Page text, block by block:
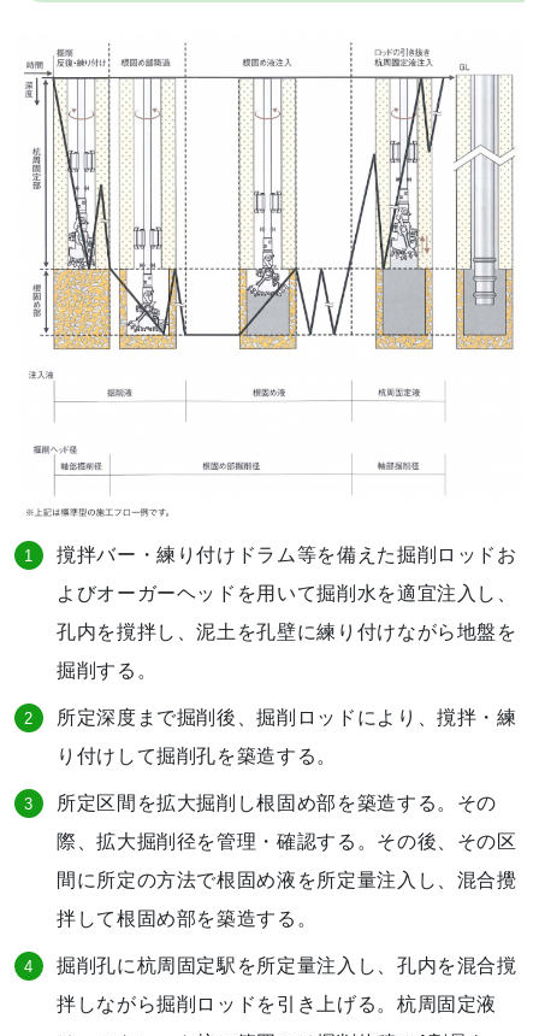
撹拌バー・練り付けドラム等を備えた掘削ロッドお
よびオーガーヘッドを用いて掘削水を適宜注入し、
孔内を撹拌し、泥土を孔壁に練り付けながら地盤を
掘削する。
所定深度まで掘削後、掘削ロッドにより、撹拌・練
り付けして掘削孔を築造する。
所定区間を拡大掘削し根固め部を築造する。その
際、拡大掘削径を管理・確認する。その後、その区
間に所定の方法で根固め液を所定量注入し、混合攪
拌して根固め部を築造する。
掘削孔に杭周固定駅を所定量注入し、孔内を混合撹
拌しながら掘削ロッドを引き上げる。杭周固定液